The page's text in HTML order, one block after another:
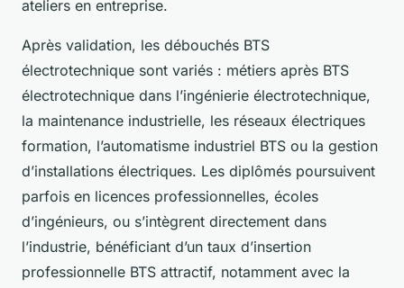
ateliers en entreprise.
Après validation, les débouchés BTS
électrotechnique sont variés : métiers après BTS
électrotechnique dans l’ingénierie électrotechnique,
la maintenance industrielle, les réseaux électriques
formation, l’automatisme industriel BTS ou la gestion
d’installations électriques. Les diplômés poursuivent
parfois en licences professionnelles, écoles
d’ingénieurs, ou s’intègrent directement dans
l’industrie, bénéficiant d’un taux d’insertion
professionnelle BTS attractif, notamment avec la